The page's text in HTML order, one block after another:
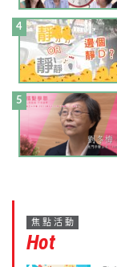
焦點活動
Hot